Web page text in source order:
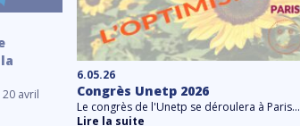
avril
6.05.26
Congrès Unetp 2026
Le congrès de l'Unetp se déroulera à Paris...
Lire la suite